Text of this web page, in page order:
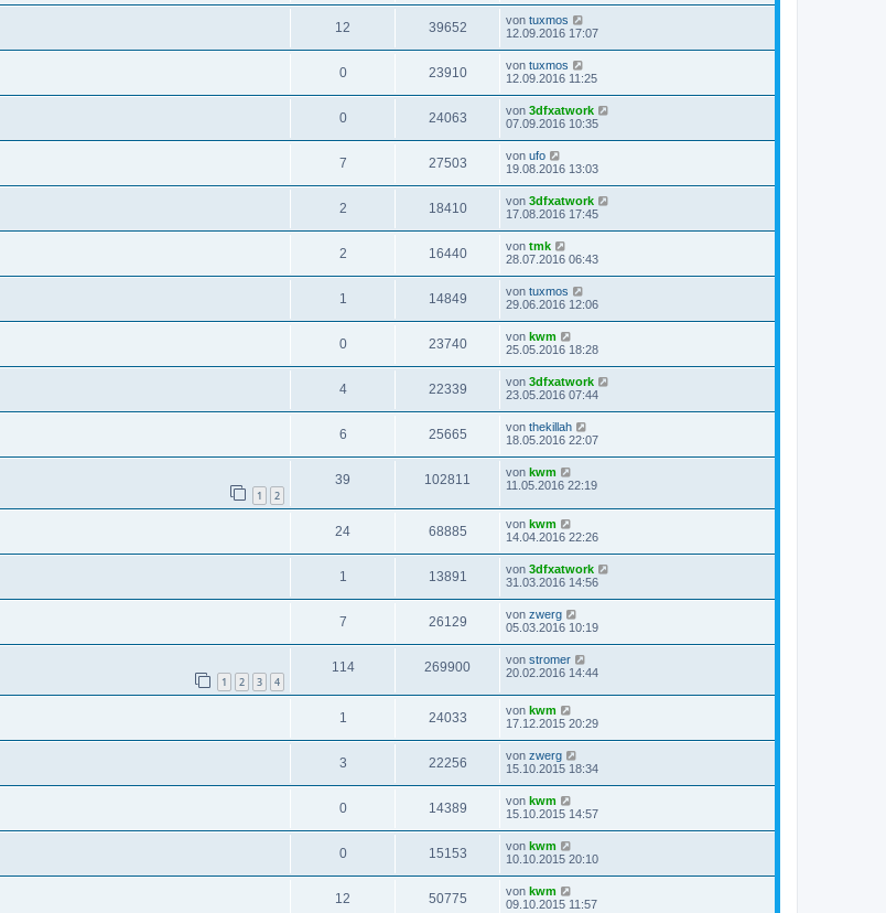
12 39652 von tuxmos
12.09.2016 17:07
0 23910 von tuxmos
12.09.2016 11:25
0 24063 von 3dfxatwork
07.09.2016 10:35
7 27503 von ufo
19.08.2016 13:03
2 18410 von 3dfxatwork
17.08.2016 17:45
2 16440 von tmk
28.07.2016 06:43
1 14849 von tuxmos
29.06.2016 12:06
0 23740 von kwm
25.05.2016 18:28
4 22339 von 3dfxatwork
23.05.2016 07:44
6 25665 von thekillah
18.05.2016 22:07
1 2
39 102811 von kwm
11.05.2016 22:19
24 68885 von kwm
14.04.2016 22:26
1 13891 von 3dfxatwork
31.03.2016 14:56
7 26129 von zwerg
05.03.2016 10:19
1 2 3 4
114 269900 von stromer
20.02.2016 14:44
1 24033 von kwm
17.12.2015 20:29
3 22256 von zwerg
15.10.2015 18:34
0 14389 von kwm
15.10.2015 14:57
0 15153 von kwm
10.10.2015 20:10
12 50775 von kwm
09.10.2015 11:57